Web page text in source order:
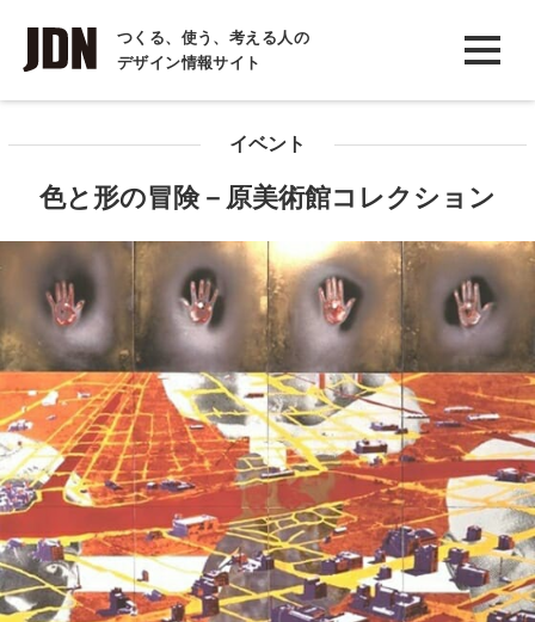
つくる、使う、考える人の
デザイン情報サイト
INTERVIEW
インタビュー
コラム
イベント
色と形の冒険－原美術館コレクション